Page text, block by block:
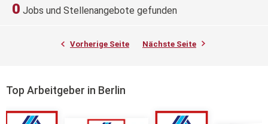
0 Jobs und Stellenangebote gefunden
Vorherige Seite Nächste Seite
Top Arbeitgeber in Berlin